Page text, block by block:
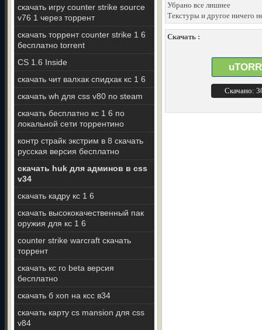
скачать игру counter strike source
v76 1 через торрент
скачать торрент counter strike 1 6
бесплатно torrent
CS 1.6 Inside
скачать чит валхак спидхак кс 1 6
скачать wh для css v80 no steam
скачать бесплатно кс 1 6 по
локальной сети торрентино
контр страйк экстрим в 8 скачать
русская версия бесплатно
скачать huk для админов в css
v34
скачать кадру кс 1 6
скачать высококачественный пак
оружия для кс 1 6
counter strike warcraft скачать
торрент
скачать кс го beta версия
бесплатно
скачать б хоп на ксс в34
скачать карту cs mansion для css
v84
Убрано все лишнее
Текстуры и другое ничего
Скачать :
Скачано: